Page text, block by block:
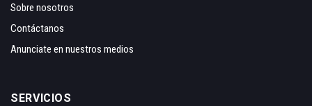
Sobre nosotros
Contáctanos
Anunciate en nuestros medios
SERVICIOS